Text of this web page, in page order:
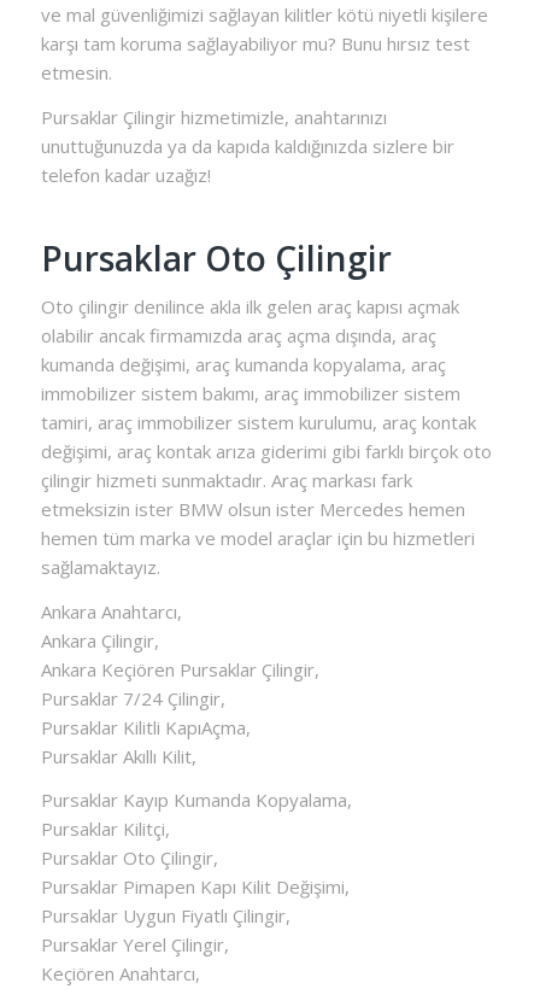
ve mal güvenliğimizi sağlayan kilitler kötü niyetli kişilere
karşı tam koruma sağlayabiliyor mu? Bunu hırsız test
etmesin.
Pursaklar Çilingir hizmetimizle, anahtarınızı
unuttuğunuzda ya da kapıda kaldığınızda sizlere bir
telefon kadar uzağız!
Pursaklar Oto Çilingir
Oto çilingir denilince akla ilk gelen araç kapısı açmak
olabilir ancak firmamızda araç açma dışında, araç
kumanda değişimi, araç kumanda kopyalama, araç
immobilizer sistem bakımı, araç immobilizer sistem
tamiri, araç immobilizer sistem kurulumu, araç kontak
değişimi, araç kontak arıza giderimi gibi farklı birçok oto
çilingir hizmeti sunmaktadır. Araç markası fark
etmeksizin ister BMW olsun ister Mercedes hemen
hemen tüm marka ve model araçlar için bu hizmetleri
sağlamaktayız.
Ankara Anahtarcı,
Ankara Çilingir,
Ankara Keçiören Pursaklar Çilingir,
Pursaklar 7/24 Çilingir,
Pursaklar Kilitli KapıAçma,
Pursaklar Akıllı Kilit,
Pursaklar Kayıp Kumanda Kopyalama,
Pursaklar Kilitçi,
Pursaklar Oto Çilingir,
Pursaklar Pimapen Kapı Kilit Değişimi,
Pursaklar Uygun Fiyatlı Çilingir,
Pursaklar Yerel Çilingir,
Keçiören Anahtarcı,